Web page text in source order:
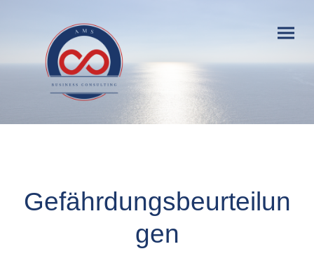
Gefährdungsbeurteilun
gen